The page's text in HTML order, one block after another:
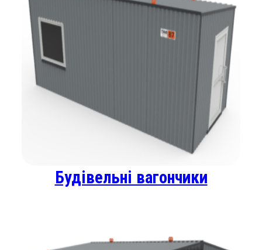
Будівельні вагончики